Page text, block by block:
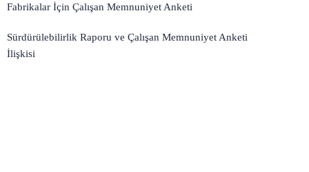
Fabrikalar İçin Çalışan Memnuniyet Anketi
Sürdürülebilirlik Raporu ve Çalışan Memnuniyet Anketi
İlişkisi